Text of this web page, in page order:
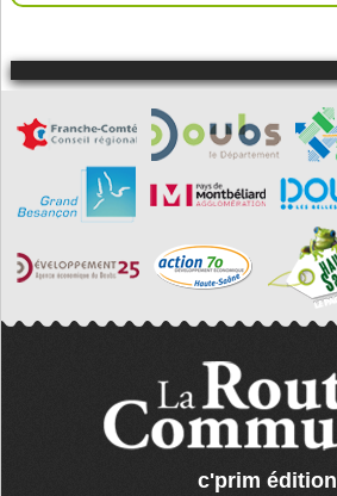
c'prim édition